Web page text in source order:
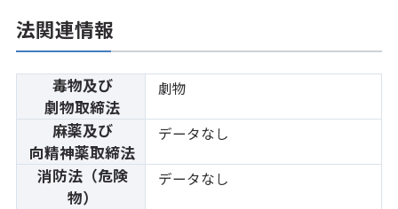
法関連情報
毒物及び
劇物取締法
劇物
麻薬及び
向精神薬取締法
データなし
消防法（危険
物）
データなし